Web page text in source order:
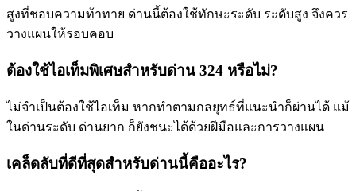
สูงที่ชอบความท้าทาย ด่านนี้ต้องใช้ทักษะระดับ ระดับสูง จึงควร
วางแผนให้รอบคอบ
ต้องใช้ไอเท็มพิเศษสำหรับด่าน 324 หรือไม่?
ไม่จำเป็นต้องใช้ไอเท็ม หากทำตามกลยุทธ์ที่แนะนำก็ผ่านได้ แม้
ในด่านระดับ ด่านยาก ก็ยังชนะได้ด้วยฝีมือและการวางแผน
เคล็ดลับที่ดีที่สุดสำหรับด่านนี้คืออะไร?